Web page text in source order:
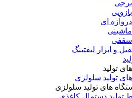
ای
سقفی
و ابزار لیفتینگ
تولید
تولید سلولزی
های تولید سلولزی
تولید دستمال کاغذی